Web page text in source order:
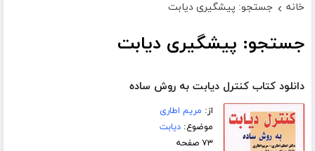
خانه › جستجو: پیشگیری دیابت
جستجو: پیشگیری دیابت
دانلود کتاب کنترل دیابت به روش ساده
از: مریم اطاری
موضوع:دیابت
۷۳ صفحه